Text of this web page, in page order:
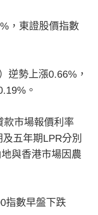
，東證股價指數
逆勢上漲0.66%，
。
款市場報價利率
五年期LPR分別
與香港市場因農
指數早盤下跌